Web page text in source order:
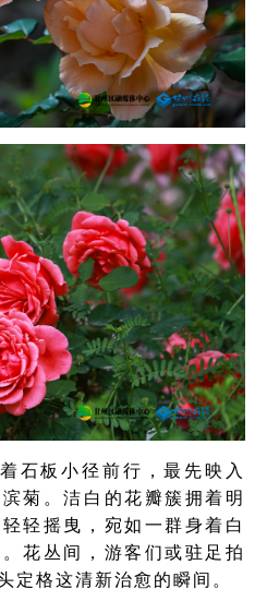
石板小径前行，最先映入
菊。洁白的花瓣簇拥着明
轻摇曳，宛如一群身着白
花丛间，游客们或驻足拍
定格这清新治愈的瞬间。